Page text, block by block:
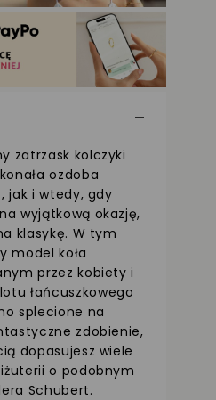
zatrzask kolczyki
ozdoba
jak i wtedy, gdy
wyjątkową okazję,
klasykę. W tym
model koła
przez kobiety i
łańcuszkowego
splecione na
zdobienie,
dopasujesz wiele
o podobnym
Schubert.